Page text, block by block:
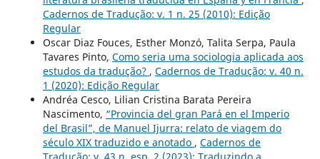
Cadernos de Tradução: v. 1 n. 25 (2010): Edição
Regular
Oscar Diaz Fouces, Esther Monzó, Talita Serpa, Paula
Tavares Pinto, Como seria uma sociologia aplicada aos
estudos da tradução? , Cadernos de Tradução: v. 40 n.
1 (2020): Edição Regular
Andréa Cesco, Lilian Cristina Barata Pereira
Nascimento, “Provincia del gran Pará en el Imperio
del Brasil”, de Manuel Ijurra: relato de viagem do
século XIX traduzido e anotado , Cadernos de